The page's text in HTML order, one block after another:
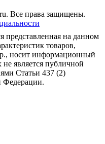
Все права защищены.
на данном
товаров,
носит информационный
является публичной
Статьи 437 (2)
Федерации.